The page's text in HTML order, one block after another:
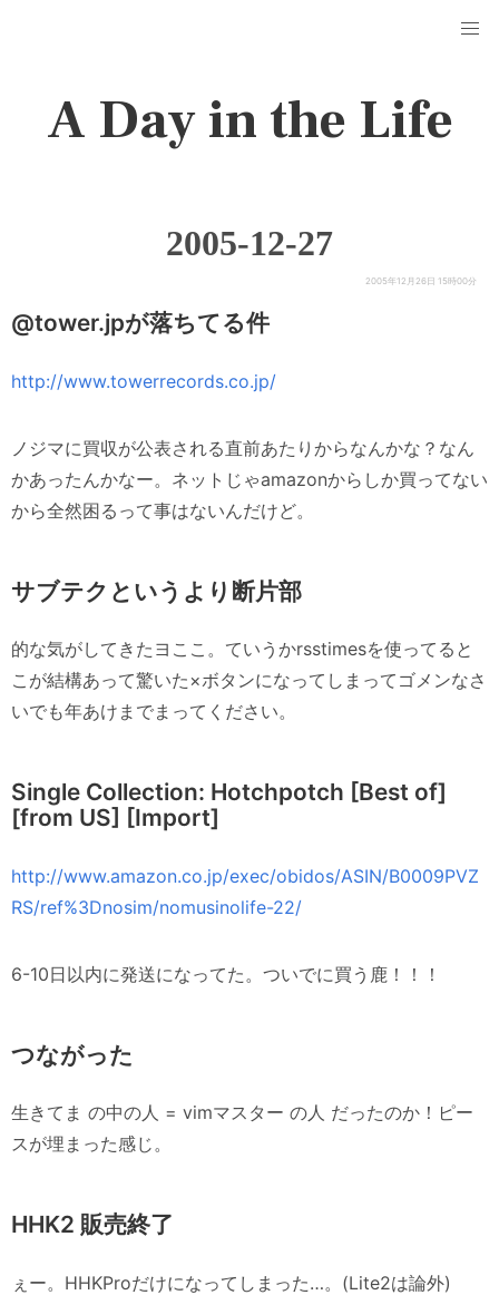
A Day in the Life
2005-12-27
2005年12月26日 15時00分
@tower.jpが落ちてる件
http://www.towerrecords.co.jp/
ノジマに買収が公表される直前あたりからなんかな？なん
かあったんかなー。ネットじゃamazonからしか買ってない
から全然困るって事はないんだけど。
サブテクというより断片部
的な気がしてきたヨここ。ていうかrsstimesを使ってると
こが結構あって驚いた×ボタンになってしまってゴメンなさ
いでも年あけまでまってください。
Single Collection: Hotchpotch [Best of]
[from US] [Import]
http://www.amazon.co.jp/exec/obidos/ASIN/B0009PVZ
RS/ref%3Dnosim/nomusinolife-22/
6-10日以内に発送になってた。ついでに買う鹿！！！
つながった
生きてま の中の人 = vimマスター の人 だったのか！ピー
スが埋まった感じ。
HHK2 販売終了
ぇー。HHKProだけになってしまった…。(Lite2は論外)